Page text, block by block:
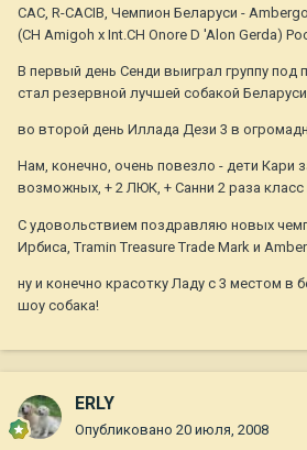
САС, R-CACIB, Чемпион Беларуси -
(CH Amigoh x Int.CH Onore D 'Alon Gerda)
В первый день Сенди выиграл группу
стал резервной лучшей собакой Беларуси
во второй день Иллада Дези 3 в
Нам, конечно, очень повезло - дети Кари
возможных, + 2 ЛЮК, + Санни 2 раза класс
С удовольствием поздравляю новых
Ирбиса, Tramin Treasure Trade Mark и
ну и конечно красотку Ладу с 3 местом в
шоу собака!
ERLY
Опубликовано 20 июля, 2008